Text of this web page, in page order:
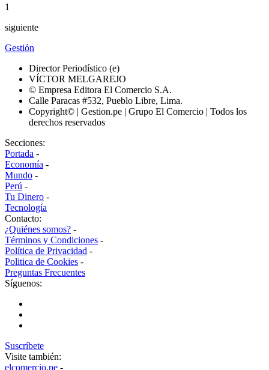
1
siguiente
Gestión
Director Periodístico (e)
VÍCTOR MELGAREJO
© Empresa Editora El Comercio S.A.
Calle Paracas #532, Pueblo Libre, Lima.
Copyright© | Gestion.pe | Grupo El Comercio | Todos los
derechos reservados
Secciones:
Portada -
Economía -
Mundo -
Perú -
Tu Dinero -
Tecnología
Contacto:
¿Quiénes somos? -
Términos y Condiciones -
Política de Privacidad -
Politica de Cookies -
Preguntas Frecuentes
Síguenos:
Suscríbete
Visite también:
elcomercio.pe -